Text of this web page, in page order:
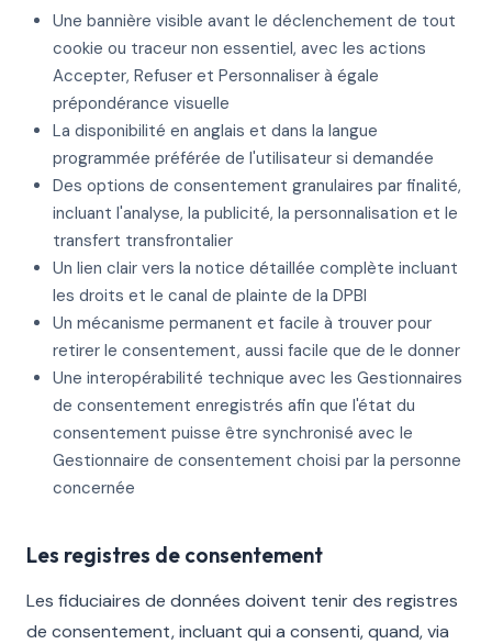
Une bannière visible avant le déclenchement de tout
cookie ou traceur non essentiel, avec les actions
Accepter, Refuser et Personnaliser à égale
prépondérance visuelle
La disponibilité en anglais et dans la langue
programmée préférée de l'utilisateur si demandée
Des options de consentement granulaires par finalité,
incluant l'analyse, la publicité, la personnalisation et le
transfert transfrontalier
Un lien clair vers la notice détaillée complète incluant
les droits et le canal de plainte de la DPBI
Un mécanisme permanent et facile à trouver pour
retirer le consentement, aussi facile que de le donner
Une interopérabilité technique avec les Gestionnaires
de consentement enregistrés afin que l'état du
consentement puisse être synchronisé avec le
Gestionnaire de consentement choisi par la personne
concernée
Les registres de consentement
Les fiduciaires de données doivent tenir des registres
de consentement, incluant qui a consenti, quand, via